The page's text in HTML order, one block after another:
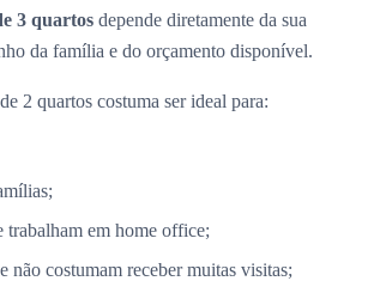
3 quartos depende diretamente da sua
da família e do orçamento disponível.
2 quartos costuma ser ideal para:
trabalham em home office;
não costumam receber muitas visitas;